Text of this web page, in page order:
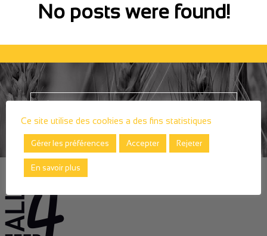
No posts were found!
Ce site utilise des cookies a des fins statistiques
Gérer les préférences Accepter Rejeter
En savoir plus